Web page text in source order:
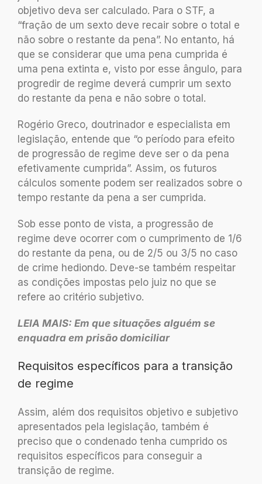
objetivo deva ser calculado. Para o STF, a
“fração de um sexto deve recair sobre o total e
não sobre o restante da pena”. No entanto, há
que se considerar que uma pena cumprida é
uma pena extinta e, visto por esse ângulo, para
progredir de regime deverá cumprir um sexto
do restante da pena e não sobre o total.
Rogério Greco, doutrinador e especialista em
legislação, entende que “o período para efeito
de progressão de regime deve ser o da pena
efetivamente cumprida”. Assim, os futuros
cálculos somente podem ser realizados sobre o
tempo restante da pena a ser cumprida.
Sob esse ponto de vista, a progressão de
regime deve ocorrer com o cumprimento de 1/6
do restante da pena, ou de 2/5 ou 3/5 no caso
de crime hediondo. Deve-se também respeitar
as condições impostas pelo juiz no que se
refere ao critério subjetivo.
LEIA MAIS: Em que situações alguém se
enquadra em prisão domiciliar
Requisitos específicos para a transição
de regime
Assim, além dos requisitos objetivo e subjetivo
apresentados pela legislação, também é
preciso que o condenado tenha cumprido os
requisitos específicos para conseguir a
transição de regime.